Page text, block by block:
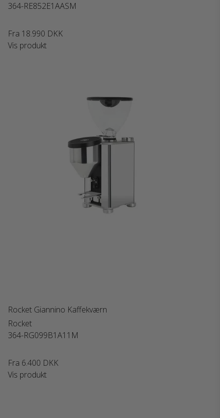
364-RE852E1AASM
Fra 18.990 DKK
Vis produkt
Rocket Giannino Kaffekværn
Rocket
364-RG099B1A11M
Fra 6.400 DKK
Vis produkt